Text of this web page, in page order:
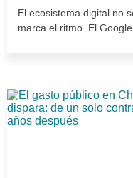
El ecosistema digital no
marca el ritmo. El